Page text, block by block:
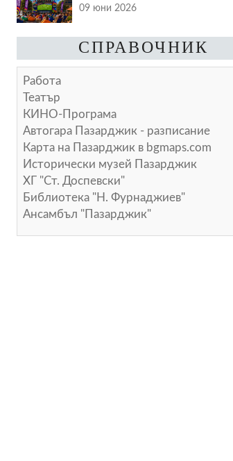
09 юни 2026
СПРАВОЧНИК
Работа
Театър
КИНО-Програма
Автогара Пазарджик - разписание
Карта на Пазарджик в bgmaps.com
Исторически музей Пазарджик
ХГ "Ст. Доспевски"
Библиотека "Н. Фурнаджиев"
Ансамбъл "Пазарджик"